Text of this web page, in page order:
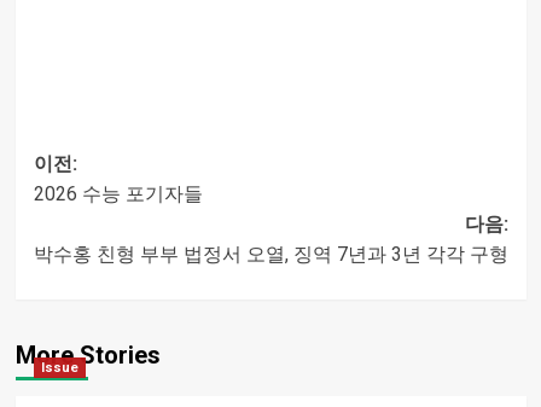
내비게이션
이전:
2026 수능 포기자들
다음:
박수홍 친형 부부 법정서 오열, 징역 7년과 3년 각각 구형
More Stories
Issue